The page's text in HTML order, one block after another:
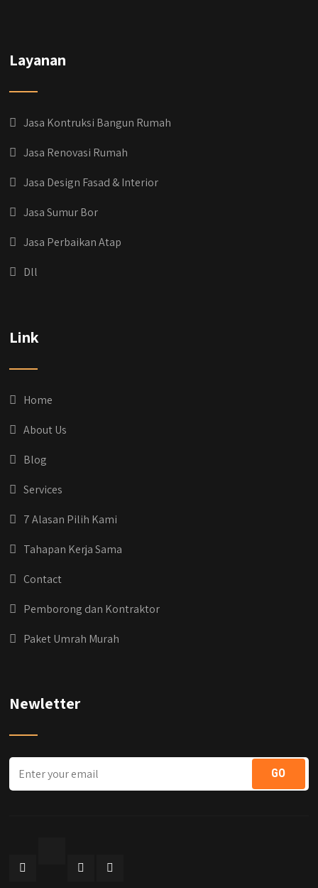
Layanan
Jasa Kontruksi Bangun Rumah
Jasa Renovasi Rumah
Jasa Design Fasad & Interior
Jasa Sumur Bor
Jasa Perbaikan Atap
Dll
Link
Home
About Us
Blog
Services
7 Alasan Pilih Kami
Tahapan Kerja Sama
Contact
Pemborong dan Kontraktor
Paket Umrah Murah
Newletter